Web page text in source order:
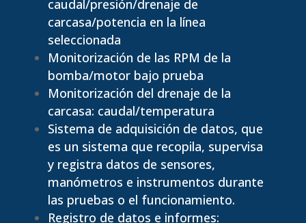
caudal/presión/drenaje de
carcasa/potencia en la línea
seleccionada
Monitorización de las RPM de la
bomba/motor bajo prueba
Monitorización del drenaje de la
carcasa: caudal/temperatura
Sistema de adquisición de datos, que
es un sistema que recopila, supervisa
y registra datos de sensores,
manómetros e instrumentos durante
las pruebas o el funcionamiento.
Registro de datos e informes: